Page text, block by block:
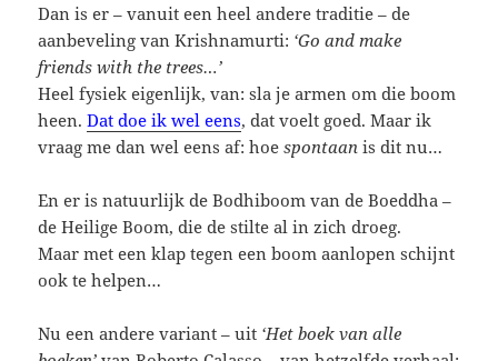
Dan is er – vanuit een heel andere traditie – de
aanbeveling van Krishnamurti: ‘Go and make
friends with the trees…’
Heel fysiek eigenlijk, van: sla je armen om die boom
heen.Dat doe ik wel eens, dat voelt goed. Maar ik
vraag me dan wel eens af: hoespontaan is dit nu…
En er is natuurlijk de Bodhiboom van de Boeddha –
de Heilige Boom, die de stilte al in zich droeg.
Maar met een klap tegen een boom aanlopen schijnt
ook te helpen…
Nu een andere variant – uit ‘Het boek van alle